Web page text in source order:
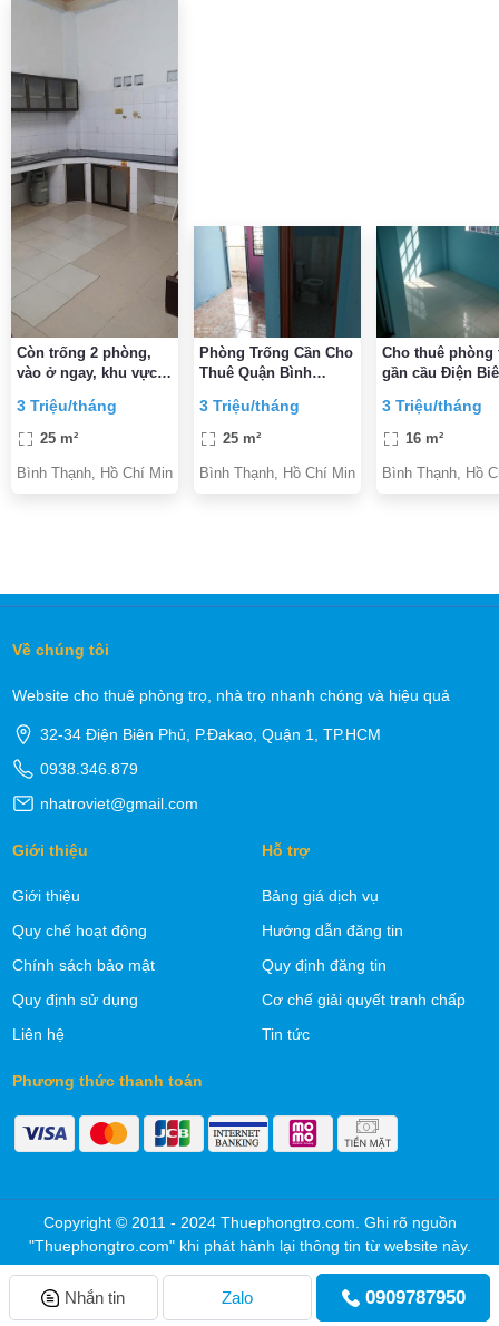
Còn trống 2 phòng,
vào ở ngay, khu vực
3 Triệu/tháng
25 m²
Bình Thạnh, Hồ Chí Minh
Phòng Trống Cần Cho
Thuê Quận Bình
3 Triệu/tháng
25 m²
Bình Thạnh, Hồ Chí Minh
Cho thuê phòng
gần cầu Điện
3 Triệu/tháng
16 m²
Bình Thạnh, Hồ
Nhắn tin Zalo 0909787950
Về chúng tôi
Website cho thuê phòng trọ, nhà trọ nhanh chóng và hiệu quả
32-34 Điện Biên Phủ, P.Đakao, Quận 1, TP.HCM
0938.346.879
nhatroviet@gmail.com
Giới thiệu
Giới thiệu
Quy chế hoạt động
Chính sách bảo mật
Quy định sử dụng
Liên hệ
Hỗ trợ
Bảng giá dịch vụ
Hướng dẫn đăng tin
Quy định đăng tin
Cơ chế giải quyết tranh chấp
Tin tức
Phương thức thanh toán
Copyright © 2011 - 2024 Thuephongtro.com. Ghi rõ nguồn
"Thuephongtro.com" khi phát hành lại thông tin từ website này.
Trang chủ Thông báo Đăng tin